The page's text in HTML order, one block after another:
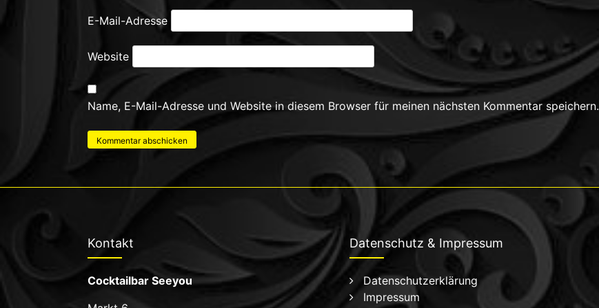
E-Mail-Adresse
Website
Name, E-Mail-Adresse und Website in diesem Browser für meinen nächsten Kommentar speichern.
Kontakt
Cocktailbar Seeyou
Datenschutz & Impressum
Datenschutzerklärung
Impressum